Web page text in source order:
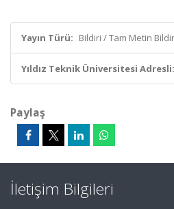
Yayın Türü: Bildiri / Tam Metin
Yıldız Teknik Üniversitesi Adresli:
Paylaş
İletişim Bilgileri